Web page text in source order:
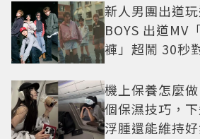
新人男團出道
BOYS 出道MV
褲」超鬧 30秒
機上保養怎麼
個保濕技巧，
浮腫還能維持